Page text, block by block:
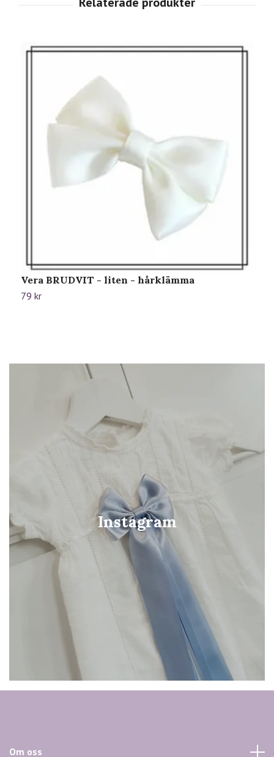
Instagram
Vera BRUDVIT - liten - hårklämma
79 kr
Om oss